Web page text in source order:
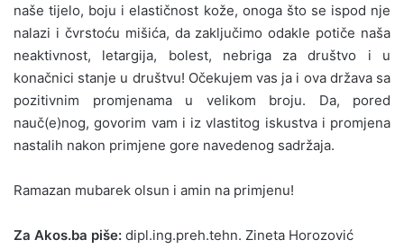
naše tijelo, boju i elastičnost kože, onoga što se ispod nje
nalazi i čvrstoću mišića, da zaključimo odakle potiče naša
neaktivnost, letargija, bolest, nebriga za društvo i u
konačnici stanje u društvu! Očekujem vas ja i ova država sa
pozitivnim promjenama u velikom broju. Da, pored
nauč(e)nog, govorim vam i iz vlastitog iskustva i promjena
nastalih nakon primjene gore navedenog sadržaja.
Ramazan mubarek olsun i amin na primjenu!
Za Akos.ba piše: dipl.ing.preh.tehn. Zineta Horozović